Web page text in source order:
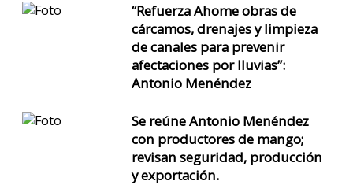
“Refuerza Ahome obras de
cárcamos, drenajes y limpieza
de canales para prevenir
afectaciones por lluvias”:
Antonio Menéndez
Se reúne Antonio Menéndez
con productores de mango;
revisan seguridad, producción
y exportación.